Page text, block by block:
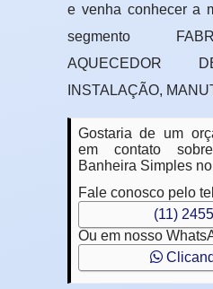
e venha conhecer a
segmento
AQUECEDOR
INSTALAÇÃO,
Gostaria de um
em contato
Banheira Simples
Fale conosco pelo
(11)
Ou em nosso